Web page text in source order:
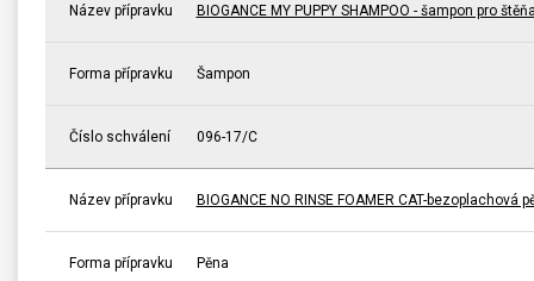
Název přípravku BIOGANCE MY PUPPY SHAMPOO - šampon pro
Forma přípravku Šampon
Číslo schválení 096-17/C
Název přípravku BIOGANCE NO RINSE FOAMER CAT-bezoplachová
Forma přípravku Pěna